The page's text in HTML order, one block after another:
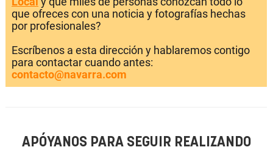
que ofreces con una noticia y fotografías hechas
por profesionales?
Escríbenos a esta dirección y hablaremos contigo
para contactar cuando antes:
contacto@navarra.com
APÓYANOS PARA SEGUIR REALIZANDO